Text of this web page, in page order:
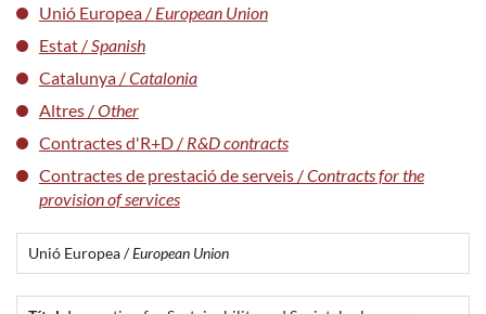
Unió Europea / European Union
Estat / Spanish
Catalunya /Catalonia
Altres /Other
Contractes d'R+D / R&D contracts
Contractes de prestació de serveis /Contracts for the
provision of services
Unió Europea /European Union